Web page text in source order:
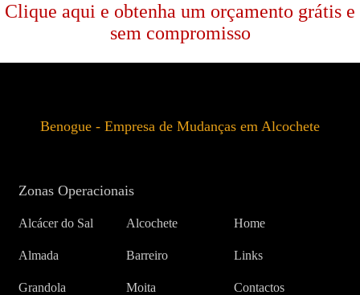
Clique aqui e obtenha um orçamento grátis e
sem compromisso
Benogue - Empresa de Mudanças em Alcochete
Zonas Operacionais
Alcácer do Sal Alcochete Home
Almada Barreiro Links
Grandola Moita Contactos